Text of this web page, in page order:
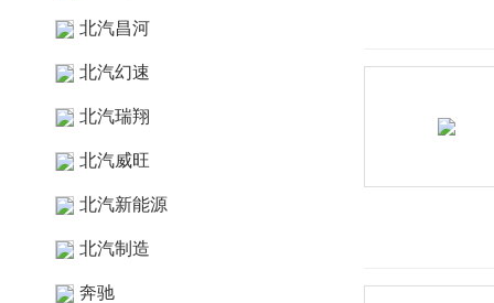
北汽昌河
北汽幻速
北汽瑞翔
北汽威旺
北汽新能源
北汽制造
奔驰